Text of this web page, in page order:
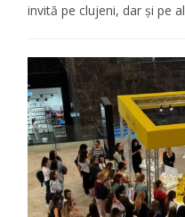
invită pe clujeni, dar şi pe